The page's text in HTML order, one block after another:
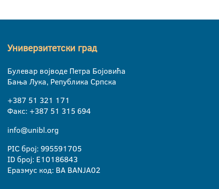
Универзитетски град
Булевар војводе Петра Бојовића
Бања Лука, Република Српска
+387 51 321 171
Факс: +387 51 315 694
info@unibl.org
PIC број: 995591705
ID број: E10186843
Еразмус код: BA BANJA02